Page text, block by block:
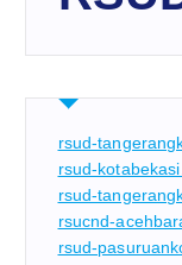
rsud-
rsud-
rsud-
rsucnd-
rsud-